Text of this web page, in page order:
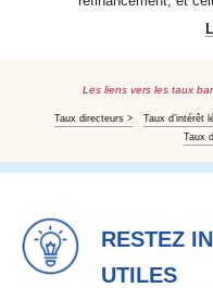
Les liens vers les taux
Taux directeurs > Taux d’intérêt
Taux
RESTEZ
UTILES